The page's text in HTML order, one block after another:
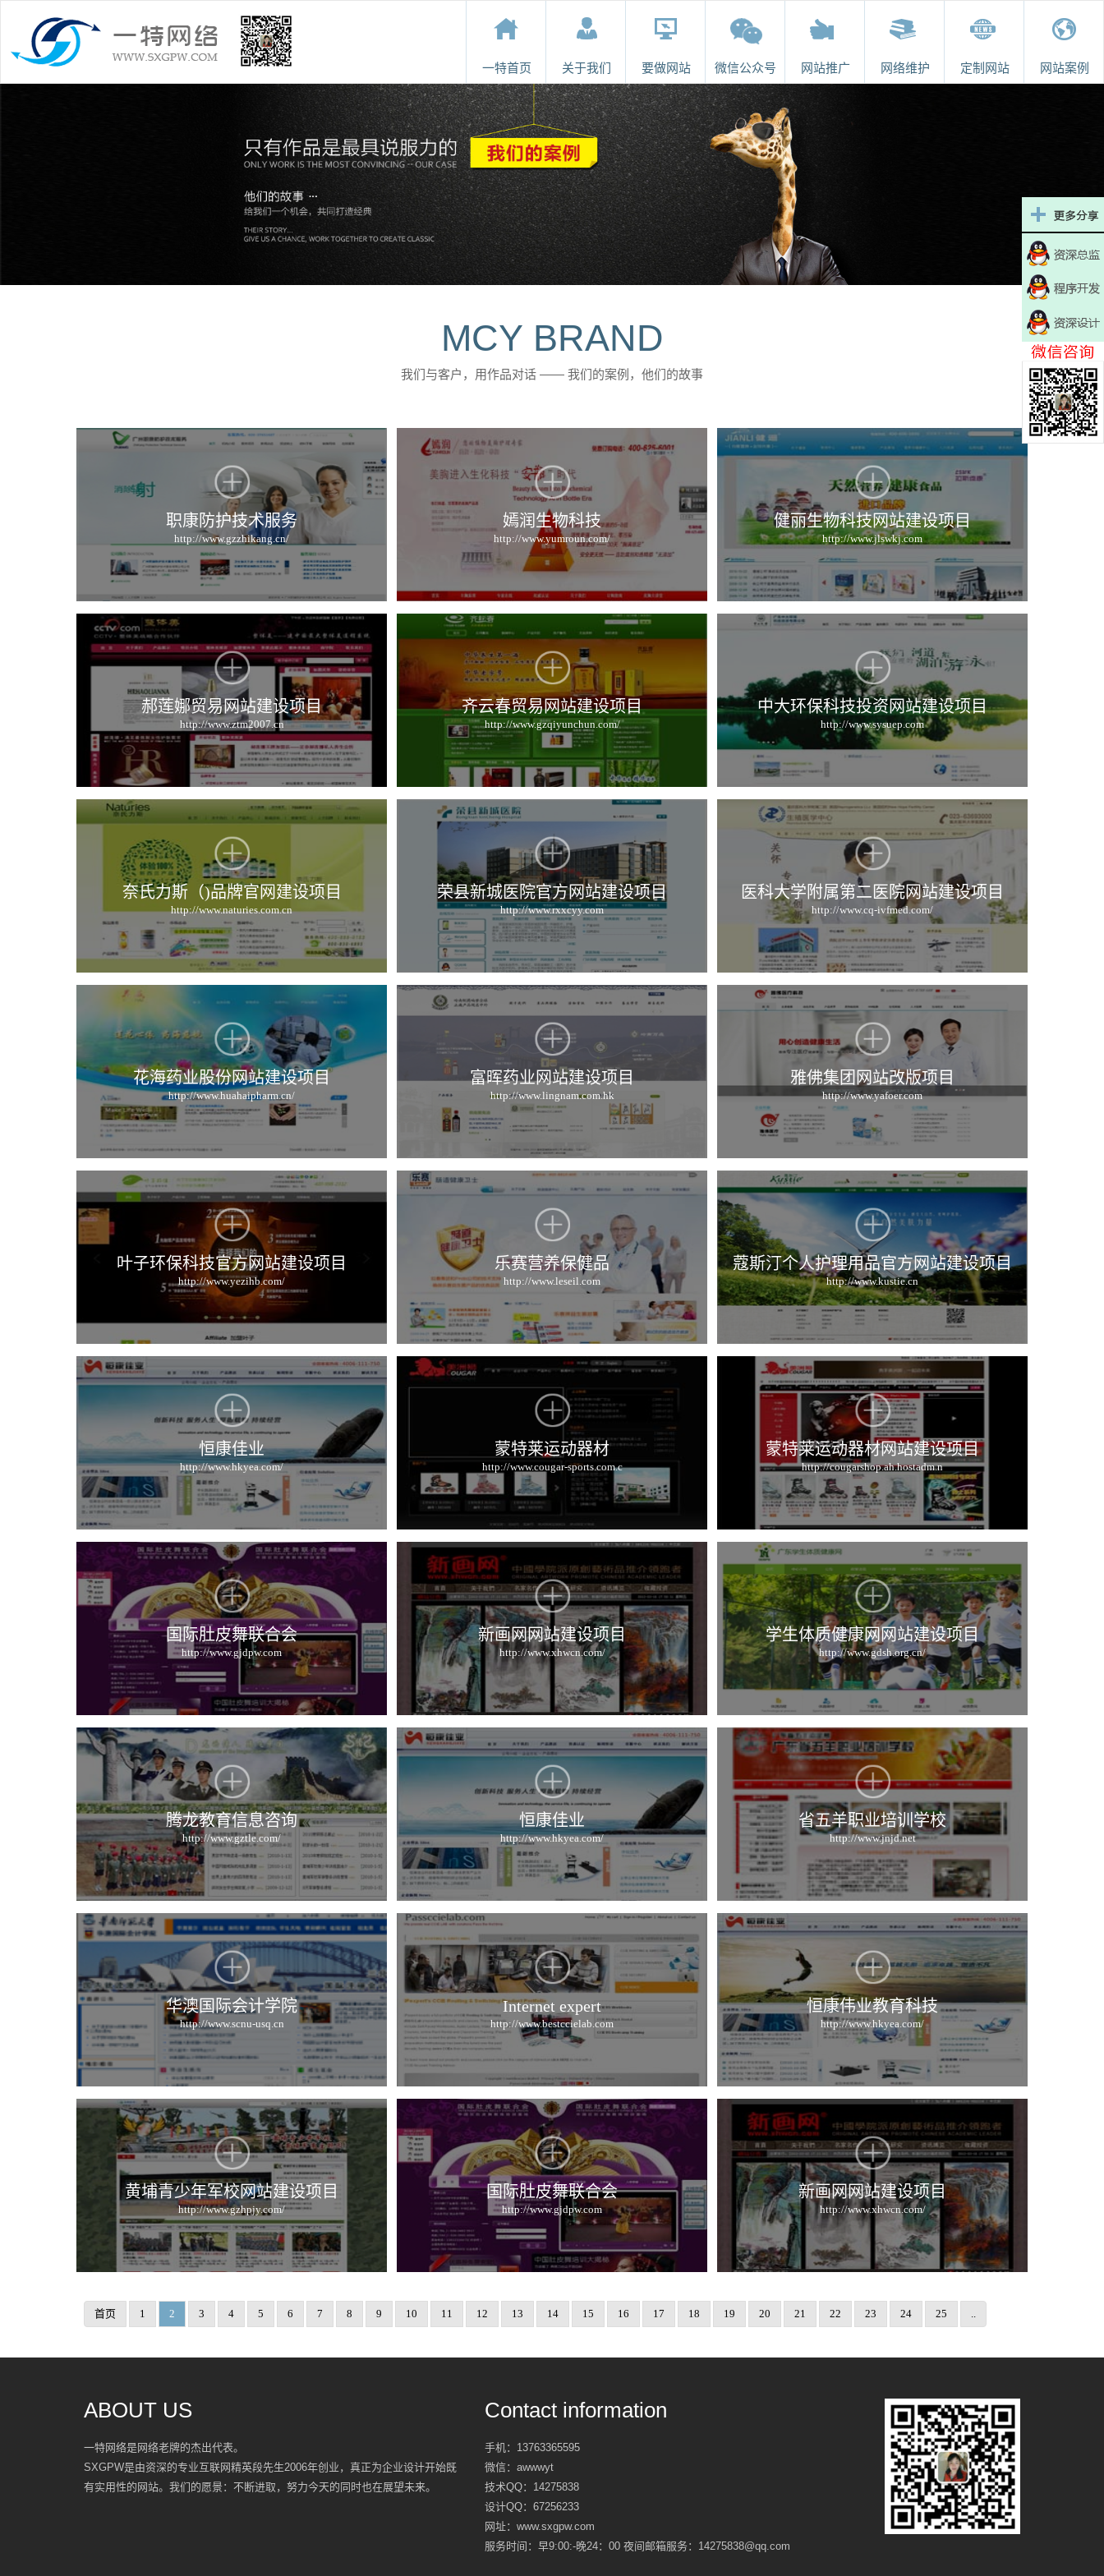
一特首页
一特首页
关于我们
关于我们
要做网站
要做网站
微信公众号
微信公众号
网站推广
网站推广
网络维护 定制网站 网站案例
MCY BRAND
我们与客户，用作品对话 —— 我们的案例，他们的故事
职康防护技术服务
http://www.gzzhikang.cn/
嫣润生物科技
http://www.yumroun.com/
健丽生物科技网站建设项目
http://www.jlswkj.com
郝莲娜贸易网站建设项目
http://www.ztm2007.cn
齐云春贸易网站建设项目
http://www.gzqiyunchun.com/
中大环保科技投资网站建设项目
http://www.sysuep.com
奈氏力斯（)品牌官网建设项目
http://www.naturies.com.cn
荣县新城医院官方网站建设项目
http://www.rxxcyy.com
医科大学附属第二医院网站建设项目
http://www.cq-ivfmed.com/
花海药业股份网站建设项目
http://www.huahaipharm.cn/
富晖药业网站建设项目
http://www.lingnam.com.hk
雅佛集团网站改版项目
http://www.yafoer.com
叶子环保科技官方网站建设项目
http://www.yezihb.com/
乐赛营养保健品
http://www.leseil.com
蔻斯汀个人护理用品官方网站建设项目
http://www.kustie.cn
恒康佳业
http://www.hkyea.com/
蒙特莱运动器材
http://www.cougar-sports.com.c
蒙特莱运动器材网站建设项目
http://cougarshop.ah.hostadm.n
国际肚皮舞联合会
http://www.gjdpw.com
新画网网站建设项目
http://www.xhwcn.com/
学生体质健康网网站建设项目
http://www.gdsh.org.cn/
腾龙教育信息咨询
http://www.gztle.com/
恒康佳业
http://www.hkyea.com/
省五羊职业培训学校
http://www.jnjd.net
华澳国际会计学院
http://www.scnu-usq.cn
Internet expert
http://www.bestccielab.com
恒康伟业教育科技
http://www.hkyea.com/
黄埔青少年军校网站建设项目
http://www.gzhpjy.com/
国际肚皮舞联合会
http://www.gjdpw.com
新画网网站建设项目
http://www.xhwcn.com/
首页 1 2 3 4 5 6 7 8 9 10 11 12 13 14 15 16 17 18 19 20 21 22 23 24 25 ..
ABOUT US
一特网络是网络老牌的杰出代表。
SXGPW是由资深的专业互联网精英段先生2006年创业，真正为企业设计开始既
有实用性的网站。我们的愿景：不断进取，努力今天的同时也在展望未来。
Contact information
手机： 13763365595
微信： awwwyt
技术QQ： 14275838
设计QQ： 67256233
网址：www.sxgpw.com
服务时间：早9:00:-晚24：00 夜间邮箱服务：14275838@qq.com